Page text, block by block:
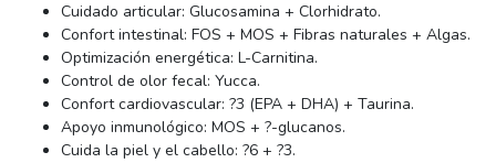
Cuidado articular: Glucosamina + Clorhidrato.
Confort intestinal: FOS + MOS + Fibras naturales + Algas.
Optimización energética: L-Carnitina.
Control de olor fecal: Yucca.
Confort cardiovascular: ?3 (EPA + DHA) + Taurina.
Apoyo inmunológico: MOS + ?-glucanos.
Cuida la piel y el cabello: ?6 + ?3.